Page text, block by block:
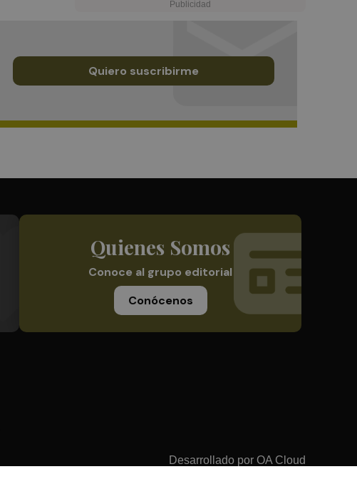
Quiero suscribirme
Quienes Somos
Conoce al grupo editorial
Conócenos
Desarrollado por OA Cloud